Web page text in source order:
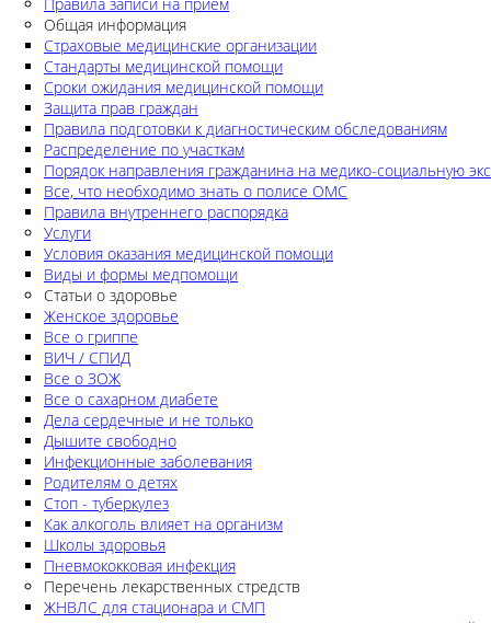
Общая информация
Страховые медицинские организации
Стандарты медицинской помощи
Сроки ожидания медицинской помощи
Защита прав граждан
Правила подготовки к диагностическим обследованиям
Распределение по участкам
Порядок направления гражданина на медико-социальную
Все, что необходимо знать о полисе ОМС
Правила внутреннего распорядка
Услуги
Условия оказания медицинской помощи
Виды и формы медпомощи
Статьи о здоровье
Женское здоровье
Все о гриппе
ВИЧ / СПИД
Все о ЗОЖ
Все о сахарном диабете
Дела сердечные и не только
Дышите свободно
Инфекционные заболевания
Родителям о детях
Стоп - туберкулез
Как алкоголь влияет на организм
Школы здоровья
Пневмококковая инфекция
Перечень лекарственных стредств
ЖНВЛС для стационара и СМП